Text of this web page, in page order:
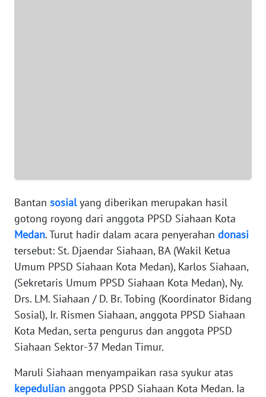
Bantan sosialyang diberikan merupakan hasil
gotong royong dari anggota PPSD Siahaan Kota
Medan. Turut hadir dalam acara penyerahan donasi
tersebut: St. Djaendar Siahaan, BA (Wakil Ketua
Umum PPSD Siahaan Kota Medan), Karlos Siahaan,
(Sekretaris Umum PPSD Siahaan Kota Medan), Ny.
Drs. LM. Siahaan / D. Br. Tobing (Koordinator Bidang
Sosial), Ir. Rismen Siahaan, anggota PPSD Siahaan
Kota Medan, serta pengurus dan anggota PPSD
Siahaan Sektor-37 Medan Timur.
Maruli Siahaan menyampaikan rasa syukur atas
kepedulian anggota PPSD Siahaan Kota Medan. Ia
WN
BARAT
WN
RIAU
WN
SERAMBI
WN
JAMBI
WN
SULTRA